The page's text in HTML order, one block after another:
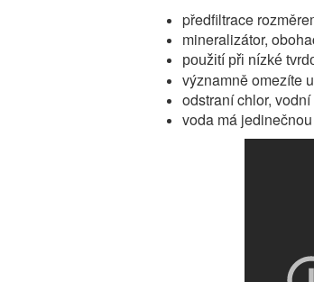
předfiltrace
mineralizátor,
použití při nízké
významně omezíte
odstraní chlor,
voda má